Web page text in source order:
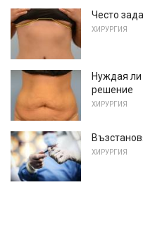
Често
ХИРУРГИЯ
Нуждая ли
решение
ХИРУРГИЯ
ХИРУРГИЯ